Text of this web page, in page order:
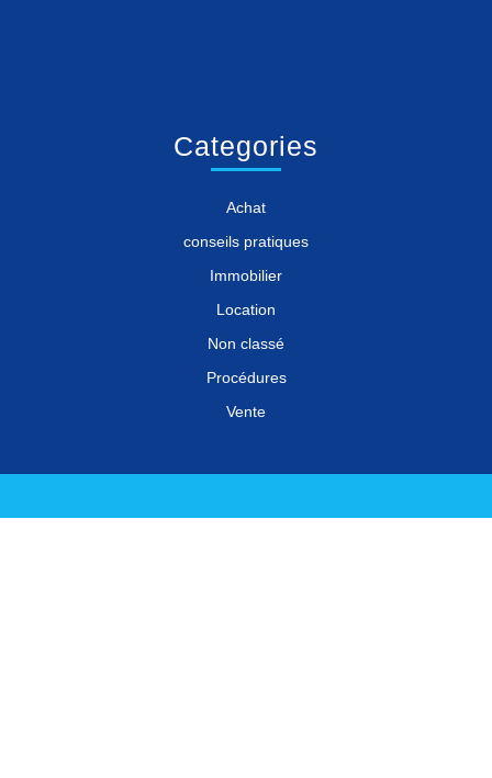
Categories
Achat
conseils pratiques
Immobilier
Location
Non classé
Procédures
Vente